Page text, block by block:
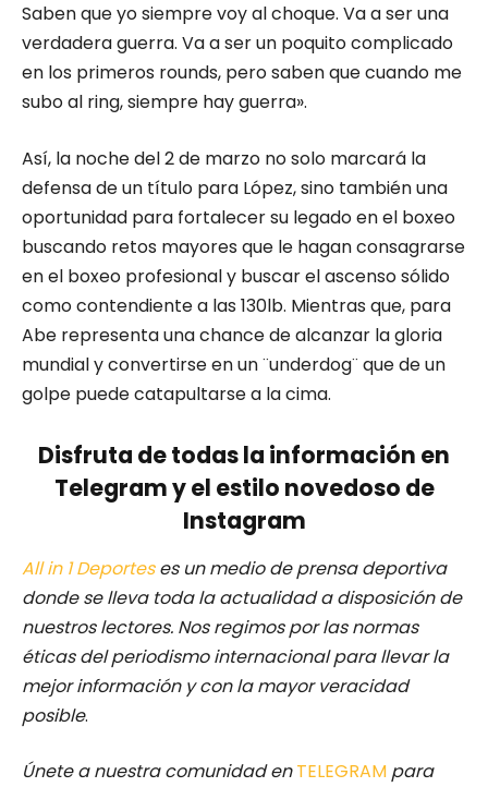
Saben que yo siempre voy al choque. Va a ser una
verdadera guerra. Va a ser un poquito complicado
en los primeros rounds, pero saben que cuando me
subo al ring, siempre hay guerra».
Así, la noche del 2 de marzo no solo marcará la
defensa de un título para López, sino también una
oportunidad para fortalecer su legado en el boxeo
buscando retos mayores que le hagan consagrarse
en el boxeo profesional y buscar el ascenso sólido
como contendiente a las 130lb. Mientras que, para
Abe representa una chance de alcanzar la gloria
mundial y convertirse en un ¨underdog¨ que de un
golpe puede catapultarse a la cima.
Disfruta de todas la información en
Telegram y el estilo novedoso de
Instagram
All in 1 Deporteses un medio de prensa deportiva
donde se lleva toda la actualidad a disposición de
nuestros lectores. Nos regimos por las normas
éticas del periodismo internacional para llevar la
mejor información y con la mayor veracidad
posible.
Únete a nuestra comunidad enTELEGRAM para